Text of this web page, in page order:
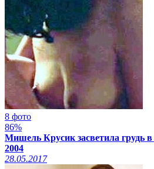
8 фото
86%
Мишель Крусик засветила грудь
2004
28.05.2017